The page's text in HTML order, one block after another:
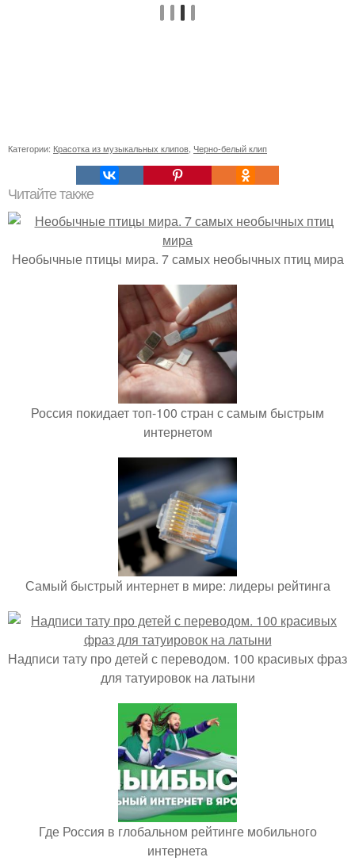
Категории: Красотка из музыкальных клипов, Черно-белый клип
Читайте также
Необычные птицы мира. 7 самых необычных птиц мира
Россия покидает топ-100 стран с самым быстрым
интернетом
Самый быстрый интернет в мире: лидеры рейтинга
Надписи тату про детей с переводом. 100 красивых фраз
для татуировок на латыни
Где Россия в глобальном рейтинге мобильного
интернета